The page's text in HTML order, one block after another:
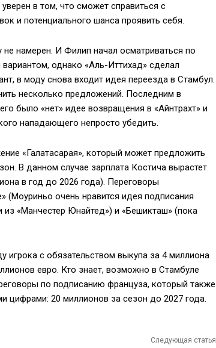
в том, что сможет справиться с
и потенциального шанса проявить себя.
намерен. И Филип начал осматриваться по
однако «Аль-Иттихад» сделал
в моду снова входит идея переезда в Стамбул.
несколько предложений. Последним в
было «нет» идее возвращения в «Айнтрахт» и
нападающего непросто убедить.
«Галатасарая», который может предложить
В данном случае зарплата Костича вырастет
в год до 2026 года). Переговоры
очень нравится идея подписания
из «Манчестер Юнайтед») и «Бешикташ» (пока
игрока с обязательством выкупа за 4 миллиона
евро. Кто знает, возможно в Стамбуле
по подписанию француза, который также
цифрами: 20 миллионов за сезон до 2027 года.
Следующая статья